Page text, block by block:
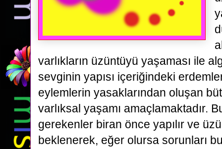
varlıkların üzüntüyü yaşaması ile
sevginin yapısı içeriğindeki
eylemlerin yasaklarından oluşan
varlıksal yaşamı amaçlamaktadır.
gerekenler biran önce yapılır ve
beklenerek, eğer olursa sorunları